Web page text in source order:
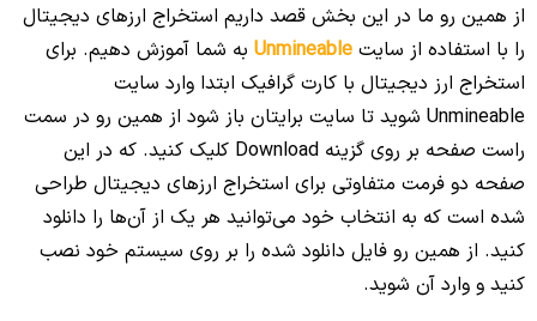
از همین رو ما در این بخش قصد داریم استخراج ارزهای دیجیتال
را با استفاده از سایت Unmineable به شما آموزش دهیم. برای
استخراج ارز دیجیتال با کارت گرافیک ابتدا وارد سایت
Unmineable شوید تا سایت برایتان باز شود از همین رو در سمت
راست صفحه بر روی گزینه Download کلیک کنید. که در این
صفحه دو فرمت متفاوتی برای استخراج ارزهای دیجیتال طراحی
شده است که به انتخاب خود می‌توانید هر یک از آن‌ها را دانلود
کنید. از همین رو فایل دانلود شده را بر روی سیستم خود نصب
کنید و وارد آن شوید.